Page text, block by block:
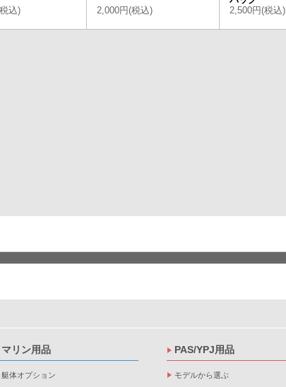
込)
2,000円(税込)
2,500円(税込)
マリン用品
艇体オプション
PAS/YPJ用品
モデルから選ぶ